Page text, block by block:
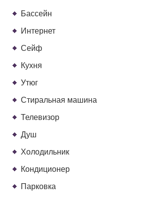
Бассейн
Интернет
Сейф
Кухня
Утюг
Стиральная машина
Телевизор
Душ
Холодильник
Кондиционер
Парковка